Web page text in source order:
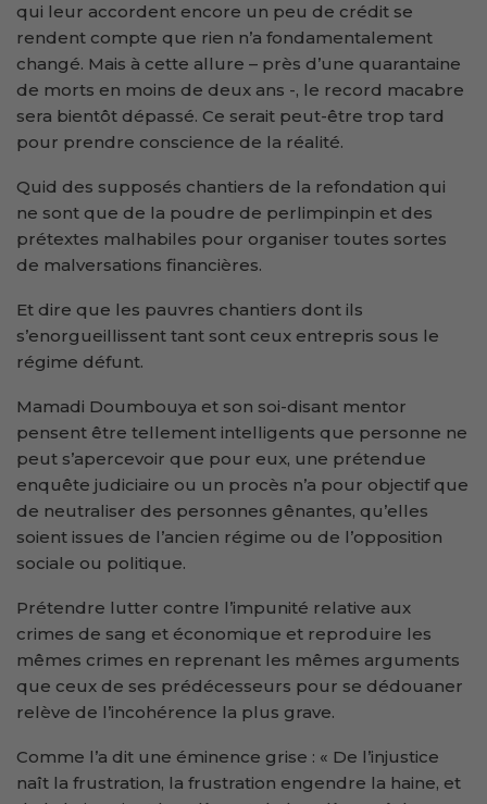
qui leur accordent encore un peu de crédit se
rendent compte que rien n’a fondamentalement
changé. Mais à cette allure – près d’une quarantaine
de morts en moins de deux ans -, le record macabre
sera bientôt dépassé. Ce serait peut-être trop tard
pour prendre conscience de la réalité.
Quid des supposés chantiers de la refondation qui
ne sont que de la poudre de perlimpinpin et des
prétextes malhabiles pour organiser toutes sortes
de malversations financières.
Et dire que les pauvres chantiers dont ils
s’enorgueillissent tant sont ceux entrepris sous le
régime défunt.
Mamadi Doumbouya et son soi-disant mentor
pensent être tellement intelligents que personne ne
peut s’apercevoir que pour eux, une prétendue
enquête judiciaire ou un procès n’a pour objectif que
de neutraliser des personnes gênantes, qu’elles
soient issues de l’ancien régime ou de l’opposition
sociale ou politique.
Prétendre lutter contre l’impunité relative aux
crimes de sang et économique et reproduire les
mêmes crimes en reprenant les mêmes arguments
que ceux de ses prédécesseurs pour se dédouaner
relève de l’incohérence la plus grave.
Comme l’a dit une éminence grise : « De l’injustice
naît la frustration, la frustration engendre la haine, et